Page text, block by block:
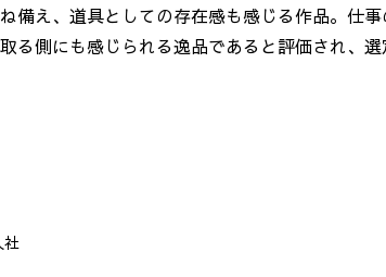
備え、道具としての存在感も感じる作品。仕事
る側にも感じられる逸品であると評価され、選
社